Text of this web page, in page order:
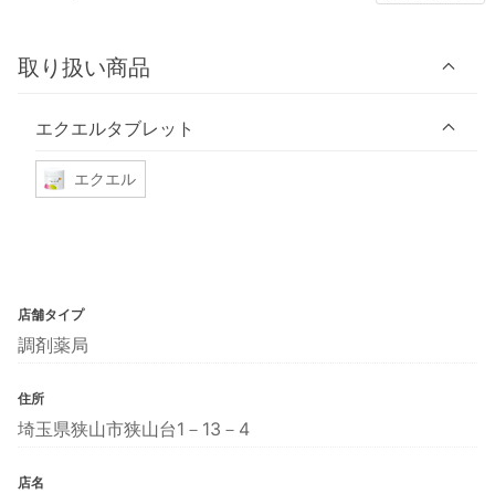
取り扱い商品
エクエルタブレット
エクエル
店舗タイプ
調剤薬局
住所
埼玉県狭山市狭山台1－13－4
店名